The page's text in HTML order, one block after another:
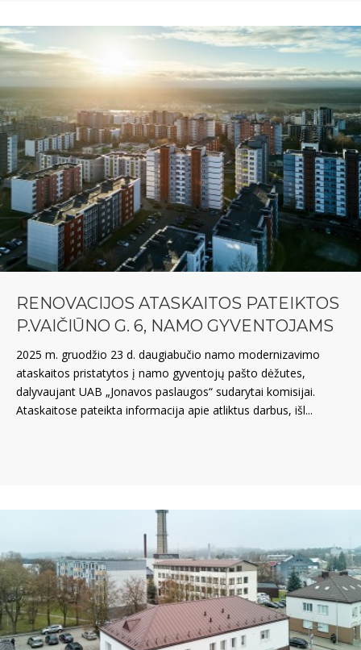
RENOVACIJOS ATASKAITOS PATEIKTOS
P.VAIČIŪNO G. 6, NAMO GYVENTOJAMS
2025 m. gruodžio 23 d. daugiabučio namo modernizavimo
ataskaitos pristatytos į namo gyventojų pašto dėžutes,
dalyvaujant UAB „Jonavos paslaugos“ sudarytai komisijai.
Ataskaitose pateikta informacija apie atliktus darbus, išl...